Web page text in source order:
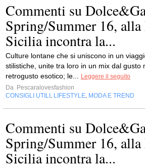
Commenti su
Spring/Summer 16,
Sicilia incontra la...
Culture lontane che si uniscono in un
stilistiche, unite tra loro in un mix dal gusto
retrogusto esotico; le...
Leggere il seguito
Da Pescaralovesfashion
CONSIGLI UTILI
LIFESTYLE MODA E TREND
Commenti su
Spring/Summer 16,
Sicilia incontra la...